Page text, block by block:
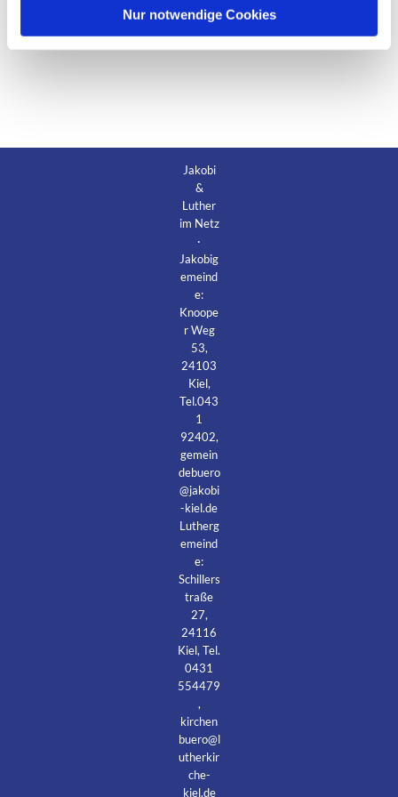
Nur notwendige Cookies
Jakobi
&
Luther
im Netz
·
Jakobig
emeind
e:
Knoope
r Weg
53,
24103
Kiel,
Tel.043
1
92402,
gemein
debuero
@jakobi
-kiel.de
Lutherg
emeind
e:
Schillers
traße
27,
24116
Kiel, Tel.
0431
554479
,
kirchen
buero@l
utherkir
che-
kiel.de